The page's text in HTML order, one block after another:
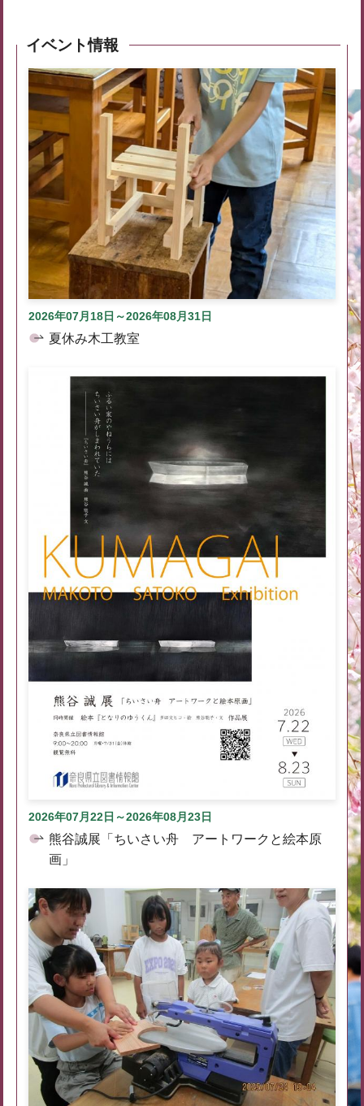
イベント情報
2026年07月18日～2026年08月31日
夏休み木工教室
2026年07月22日～2026年08月23日
熊谷誠展「ちいさい舟 アートワークと絵本原
画」